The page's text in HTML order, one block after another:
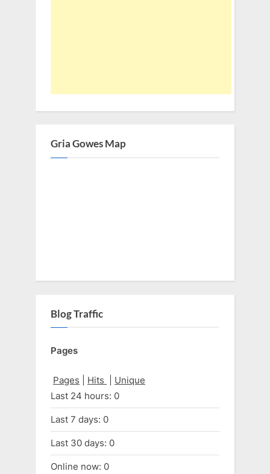
Gria Gowes Map
Blog Traffic
Pages
Pages Hits
Unique
Last 24 hours: 0
Last 7 days: 0
Last 30 days: 0
Online now: 0